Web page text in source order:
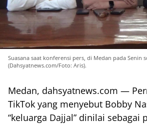
Suasana saat konferensi pers, di Medan pada Senin
(Dahsyatnews.com/Foto: Aris).
Medan, dahsyatnews.com —
TikTok yang menyebut Bobby
“keluarga Dajjal” dinilai sebagai